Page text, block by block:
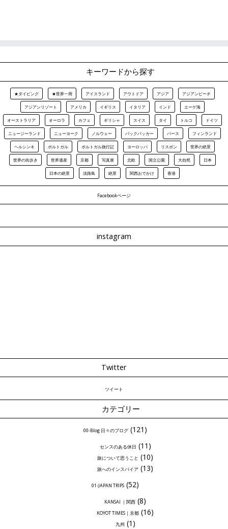
キーワードから探す
★ダイビング ★世界一周 アイスランド アウトドア アジア アジアンビーチ
アジアンリゾート アメリカ イギリス イタリア インド エーゲ海
オーストラリア オーロラ カフェ ギリシャ スイス タイ トルコ ドイツ
ニュージーランド ニューヨーク ノルウェー バックパッカー パース フィンランド
ヘルシンキ ポルトガル ポルトガル旅行記 ヨーロッパ リスボン 世界の絶景
世界の街歩き 世界遺産 京都 写真展 北欧 国立公園 大自然 日本
日本の絶景 淡路島 絶景 関西おでかけ 香港
Facebookページ
instagram
Twitter
ツイート
カテゴリー
00-Blog 日々のブログ(121)
センスのある休日 (11)
旅について思うこと (10)
旅へのインスパイア (13)
01-JAPAN TRIPS(52)
KANSAI ｜関西 (8)
KOYOT TIMES｜京都 (16)
九州 (1)